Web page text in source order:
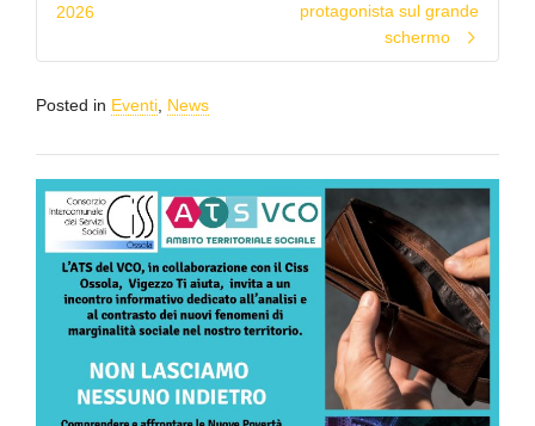
2026
protagonista sul grande
schermo
Posted in Eventi News